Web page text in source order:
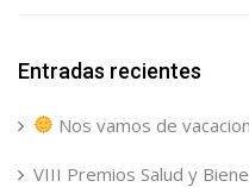
Entradas recientes
Nos vamos de
VIII Premios Salud y